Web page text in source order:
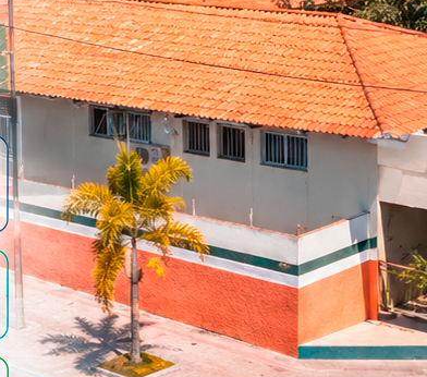
pelo Compromisso com a
Alfa...
SAÚDE
JANEIRO BRANCO – MÊS
DE CONSCIENTIZAÇÃO S...
SAÚDE
USO OBRIGATÓRIO DE
MASCARA EM TODOS OS
DEPARTAMEN...
SAÚDE